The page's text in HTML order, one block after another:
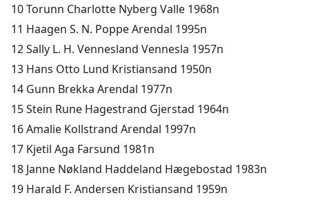
10 Torunn Charlotte Nyberg Valle 1968n
11 Haagen S. N. Poppe Arendal 1995n
12 Sally L. H. Vennesland Vennesla 1957n
13 Hans Otto Lund Kristiansand 1950n
14 Gunn Brekka Arendal 1977n
15 Stein Rune Hagestrand Gjerstad 1964n
16 Amalie Kollstrand Arendal 1997n
17 Kjetil Aga Farsund 1981n
18 Janne Nøkland Haddeland Hægebostad 1983n
19 Harald F. Andersen Kristiansand 1959n